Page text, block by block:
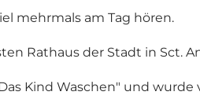
mehrmals am Tag hören.
Rathaus der Stadt in Sct.
Kind Waschen" und